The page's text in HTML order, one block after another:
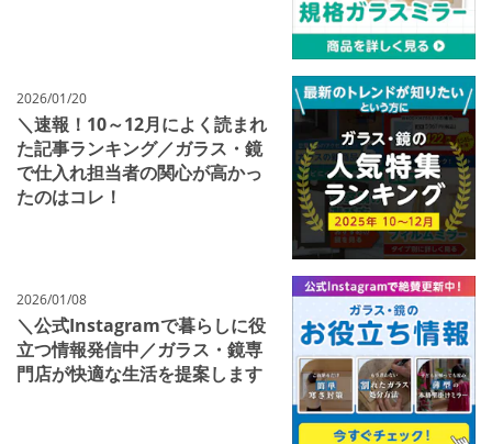
＼速報！10～12月によく読まれ
た記事ランキング／ガラス・鏡
で仕入れ担当者の関心が高かっ
たのはコレ！
2026/01/20
＼公式Instagramで暮らしに役
立つ情報発信中／ガラス・鏡専
門店が快適な生活を提案します
2026/01/08